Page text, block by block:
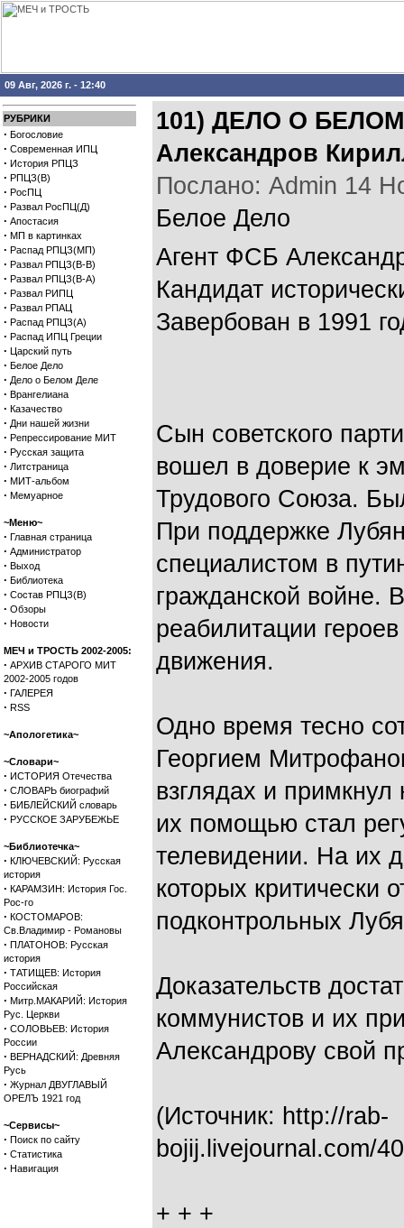
09 Авг, 2026 г. - 12:40
РУБРИКИ
· Богословие
· Современная ИПЦ
· История РПЦЗ
· РПЦЗ(В)
· РосПЦ
· Развал РосПЦ(Д)
· Апостасия
· МП в картинках
· Распад РПЦЗ(МП)
· Развал РПЦЗ(В-В)
· Развал РПЦЗ(В-А)
· Развал РИПЦ
· Развал РПАЦ
· Распад РПЦЗ(А)
· Распад ИПЦ Греции
· Царский путь
· Белое Дело
· Дело о Белом Деле
· Врангелиана
· Казачество
· Дни нашей жизни
· Репрессирование МИТ
· Русская защита
· Литстраница
· МИТ-альбом
· Мемуарное
~Меню~
· Главная страница
· Администратор
· Выход
· Библиотека
· Состав РПЦЗ(В)
· Обзоры
· Новости
МЕЧ и ТРОСТЬ 2002-2005:
· АРХИВ СТАРОГО МИТ
2002-2005 годов
· ГАЛЕРЕЯ
· RSS
~Апологетика~
~Словари~
· ИСТОРИЯ Отечества
· СЛОВАРЬ биографий
· БИБЛЕЙСКИЙ словарь
· РУССКОЕ ЗАРУБЕЖЬЕ
~Библиотечка~
· КЛЮЧЕВСКИЙ: Русская
история
· КАРАМЗИН: История Гос.
Рос-го
· КОСТОМАРОВ:
Св.Владимир - Романовы
· ПЛАТОНОВ: Русская
история
· ТАТИЩЕВ: История
Российская
· Митр.МАКАРИЙ: История
Рус. Церкви
· СОЛОВЬЕВ: История
России
· ВЕРНАДСКИЙ: Древняя
Русь
· Журнал ДВУГЛАВЫЙ
ОРЕЛЪ 1921 год
~Сервисы~
· Поиск по сайту
· Статистика
· Навигация
101) ДЕЛО О
Александров
Послано: Admin 14
Белое Дело
Агент ФСБ
Кандидат
Завербован в 1991
Сын советского
вошел в доверие к
Трудового Союза.
При поддержке
специалистом в
гражданской войне.
реабилитации
движения.
Одно время тесно
Георгием
взглядах и
их помощью стал
телевидении. На их
которых критически
подконтрольных
Доказательств
коммунистов и их
Александрову свой
(Источник: http://rab-
bojij.livejournal.com/
+ + +